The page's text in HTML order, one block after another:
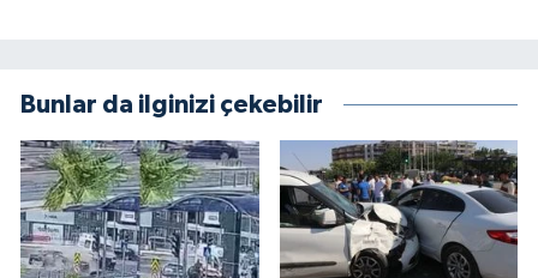
Bunlar da ilginizi çekebilir